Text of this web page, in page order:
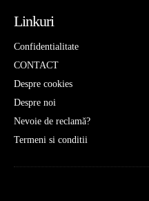
Linkuri
Confidentialitate
CONTACT
Despre cookies
Despre noi
Nevoie de reclamă?
Termeni si conditii